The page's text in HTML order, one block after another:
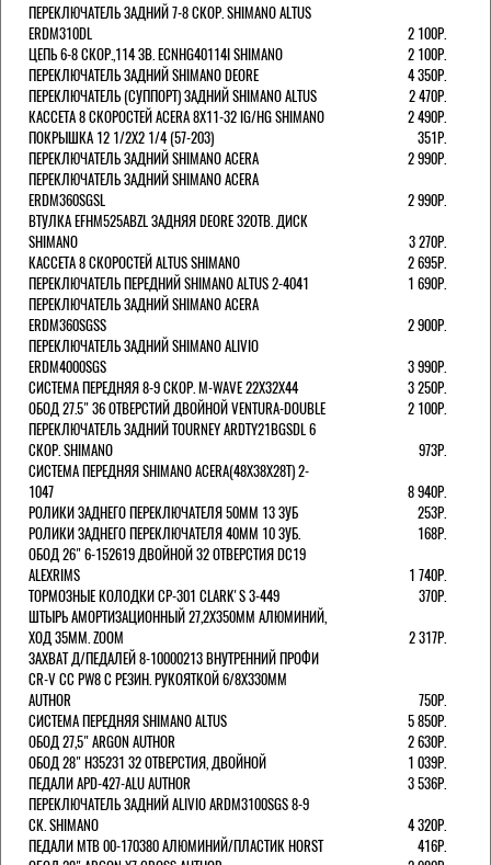
ПЕРЕКЛЮЧАТЕЛЬ ЗАДНИЙ 7-8 СКОР. SHIMANO ALTUS
ERDM310DL
2 100Р.
ЦЕПЬ 6-8 СКОР.,114 ЗВ. ECNHG40114I SHIMANO
2 100Р.
ПЕРЕКЛЮЧАТЕЛЬ ЗАДНИЙ SHIMANO DEORE
4 350Р.
ПЕРЕКЛЮЧАТЕЛЬ (СУППОРТ) ЗАДНИЙ SHIMANO ALTUS
2 470Р.
КАССЕТА 8 СКОРОСТЕЙ ACERA 8Х11-32 IG/HG SHIMANO
2 490Р.
ПОКРЫШКА 12 1/2X2 1/4 (57-203)
351Р.
ПЕРЕКЛЮЧАТЕЛЬ ЗАДНИЙ SHIMANO ACERA
2 990Р.
ПЕРЕКЛЮЧАТЕЛЬ ЗАДНИЙ SHIMANO ACERA
ERDM360SGSL
2 990Р.
ВТУЛКА EFHM525ABZL ЗАДНЯЯ DEORE 32ОТВ. ДИСК
SHIMANO
3 270Р.
КАССЕТА 8 СКОРОСТЕЙ ALTUS SHIMANO
2 695Р.
ПЕРЕКЛЮЧАТЕЛЬ ПЕРЕДНИЙ SHIMANO ALTUS 2-4041
1 690Р.
ПЕРЕКЛЮЧАТЕЛЬ ЗАДНИЙ SHIMANO ACERA
ERDM360SGSS
2 900Р.
ПЕРЕКЛЮЧАТЕЛЬ ЗАДНИЙ SHIMANO ALIVIO
ERDM4000SGS
3 990Р.
СИСТЕМА ПЕРЕДНЯЯ 8-9 СКОР. M-WAVE 22Х32Х44
3 250Р.
ОБОД 27.5" 36 ОТВЕРСТИЙ ДВОЙНОЙ VENTURA-DOUBLE
2 100Р.
ПЕРЕКЛЮЧАТЕЛЬ ЗАДНИЙ TOURNEY ARDTY21BGSDL 6
СКОР. SHIMANO
973Р.
СИСТЕМА ПЕРЕДНЯЯ SHIMANO ACERA(48Х38Х28Т) 2-
1047
8 940Р.
РОЛИКИ ЗАДНЕГО ПЕРЕКЛЮЧАТЕЛЯ 50ММ 13 ЗУБ
253Р.
РОЛИКИ ЗАДНЕГО ПЕРЕКЛЮЧАТЕЛЯ 40ММ 10 ЗУБ.
168Р.
ОБОД 26" 6-152619 ДВОЙНОЙ 32 ОТВЕРСТИЯ DC19
ALEXRIMS
1 740Р.
ТОРМОЗНЫЕ КОЛОДКИ CP-301 CLARK'S 3-449
370Р.
ШТЫРЬ АМОРТИЗАЦИОННЫЙ 27,2Х350ММ АЛЮМИНИЙ,
ХОД 35ММ. ZOOM
2 317Р.
ЗАХВАТ Д/ПЕДАЛЕЙ 8-10000213 ВНУТРЕННИЙ ПРОФИ
CR-V CC PW8 С РЕЗИН. РУКОЯТКОЙ 6/8X330ММ
AUTHOR
750Р.
СИСТЕМА ПЕРЕДНЯЯ SHIMANO ALTUS
5 850Р.
ОБОД 27,5" ARGON AUTHOR
2 630Р.
ОБОД 28" H35231 32 ОТВЕРСТИЯ, ДВОЙНОЙ
1 039Р.
ПЕДАЛИ APD-427-ALU AUTHOR
3 536Р.
ПЕРЕКЛЮЧАТЕЛЬ ЗАДНИЙ ALIVIO ARDM3100SGS 8-9
СК. SHIMANO
4 320Р.
ПЕДАЛИ MTB 00-170380 АЛЮМИНИЙ/ПЛАСТИК HORST
416Р.